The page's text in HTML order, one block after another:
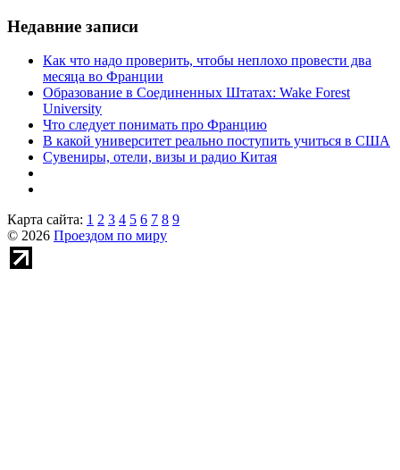
Недавние записи
Как что надо проверить, чтобы неплохо провести два
месяца во Франции
Образование в Соединенных Штатах: Wake Forest
University
Что следует понимать про Францию
В какой университет реально поступить учиться в США
Сувениры, отели, визы и радио Китая
Карта сайта: 1 2 3 4 5 6 7 8 9
© 2026 Проездом по миру